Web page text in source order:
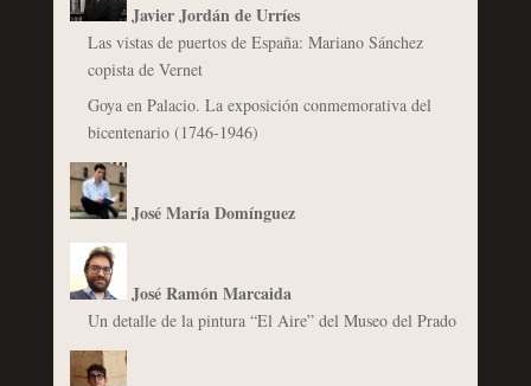
Javier Jordán de Urríes
Las vistas de puertos de España: Mariano Sánchez
copista de Vernet
Goya en Palacio. La exposición conmemorativa del
bicentenario (1746-1946)
José María Domínguez
José Ramón Marcaida
Un detalle de la pintura “El Aire” del Museo del Prado